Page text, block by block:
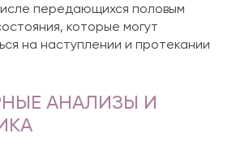
передающихся половым
которые могут
на наступлении и протекании
АНАЛИЗЫ И